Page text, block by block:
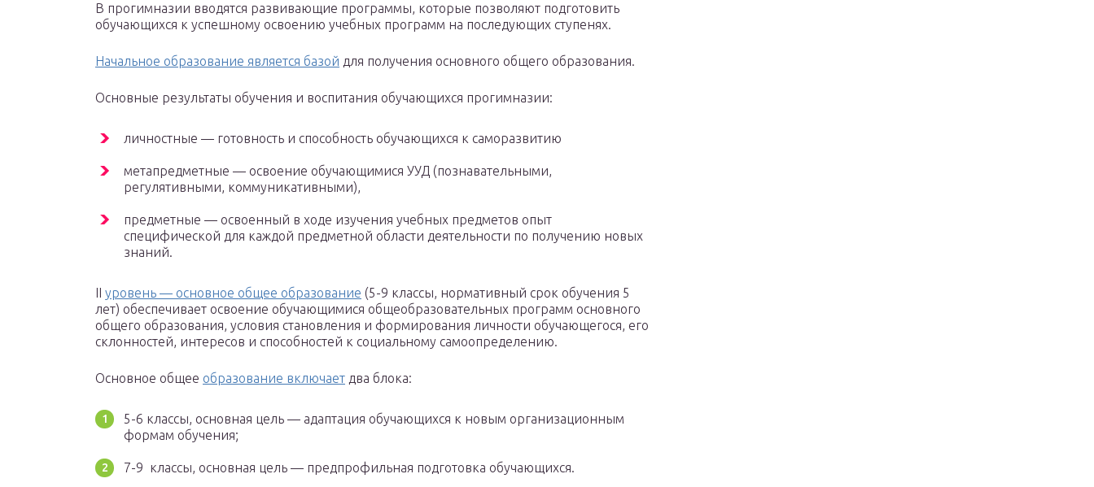
В прогимназии вводятся развивающие программы, которые позволяют подготовить
обучающихся к успешному освоению учебных программ на последующих ступенях.
Начальное образование является базой для получения основного общего образования.
Основные результаты обучения и воспитания обучающихся прогимназии:
личностные — готовность и способность обучающихся к саморазвитию
метапредметные — освоение обучающимися УУД (познавательными,
регулятивными, коммуникативными),
предметные — освоенный в ходе изучения учебных предметов опыт
специфической для каждой предметной области деятельности по получению новых
знаний.
II уровень — основное общее образование (5-9 классы, нормативный срок обучения 5
лет) обеспечивает освоение обучающимися общеобразовательных программ основного
общего образования, условия становления и формирования личности обучающегося, его
склонностей, интересов и способностей к социальному самоопределению.
Основное общее образование включает два блока:
5-6 классы, основная цель — адаптация обучающихся к новым организационным
формам обучения;
7-9 классы, основная цель — предпрофильная подготовка обучающихся.